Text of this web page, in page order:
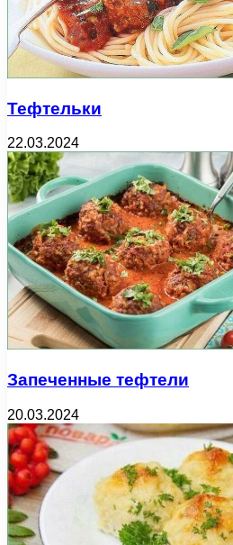
Тефтельки
22.03.2024
Запеченные тефтели
20.03.2024